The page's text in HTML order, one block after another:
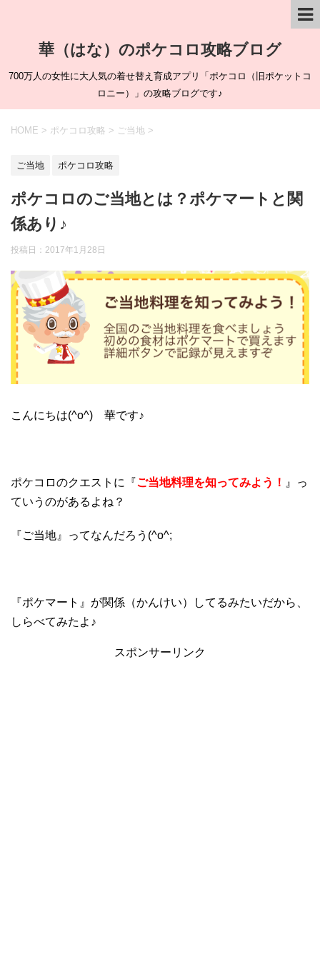
華（はな）のポケコロ攻略ブログ
700万人の女性に大人気の着せ替え育成アプリ「ポケコロ（旧ポケットコ
ロニー）」の攻略ブログです♪
HOME > ポケコロ攻略 > ご当地 >
ご当地 ポケコロ攻略
ポケコロのご当地とは？ポケマートと関
係あり♪
投稿日： 2017年1月28日
こんにちは(^o^) 華です♪
ポケコロのクエストに『ご当地料理を知ってみよう！ 』っ
ていうのがあるよね？
『ご当地』ってなんだろう(^o^;
『ポケマート』が関係（かんけい）してるみたいだから、
しらべてみたよ♪
スポンサーリンク